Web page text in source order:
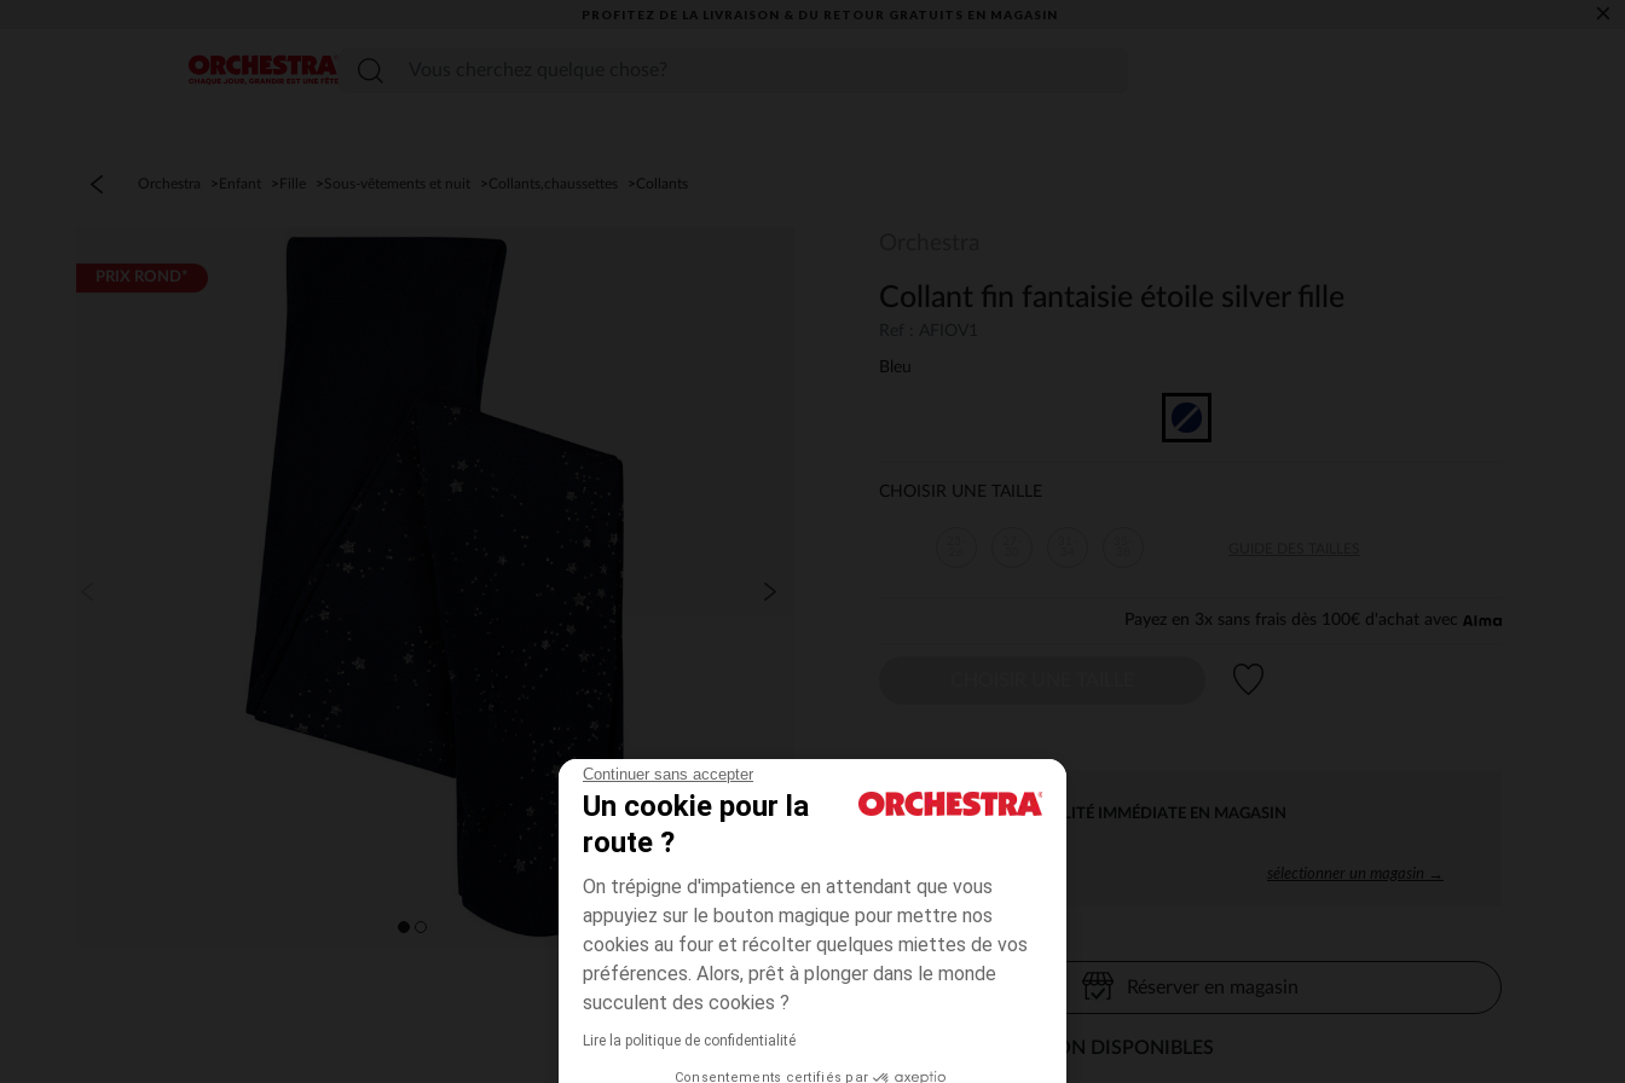
Continuer sans accepter
Un cookie pour la
route ?
On trépigne d'impatience en attendant que vous
appuyiez sur le bouton magique pour mettre nos
cookies au four et récolter quelques miettes de vos
préférences. Alors, prêt à plonger dans le monde
succulent des cookies ?
Lire la politique de confidentialité
Consentements certifiés par
PROFITEZ DE LA LIVRAISON & DU RETOUR GRATUITS EN MAGASIN​ ×
Menu
Orchestra Enfant Fille Sous-vêtements et nuit Collants,chaussettes Collants
PRIX ROND*
Collant fin fantaisie étoile silver fille
Bleu
CHOISIR UNE TAILLE
Payez en 3x sans frais dès 100€ d'achat avec
DISPONIBILITÉ IMMÉDIATE EN MAGASIN
sélectionner un magasin →
Réserver en magasin
MODES DE LIVRAISON DISPONIBLES